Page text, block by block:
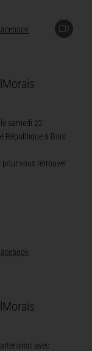
samedi 22
République à Bois
vous retrouver
avec